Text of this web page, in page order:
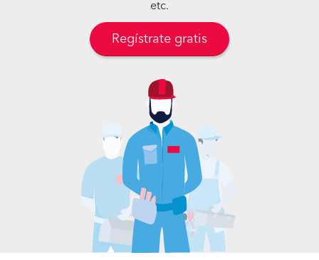
etc.
Regístrate gratis